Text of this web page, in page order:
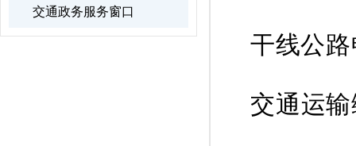
交通政务服务窗口
干线公
交通运